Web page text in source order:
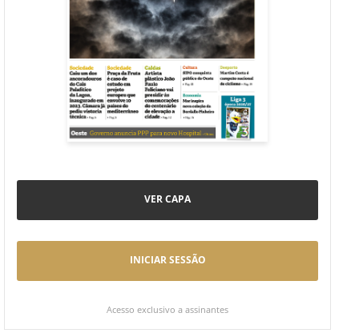
VER CAPA
INICIAR SESSÃO
Acesso exclusivo a assinantes